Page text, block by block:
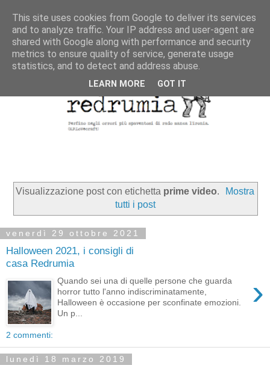
Visualizzazione post con etichetta prime video.
Mostra
tutti i post
venerdì 29 ottobre 2021
Halloween 2021, i consigli di
casa Redrumia
›
Quando sei una di quelle persone che guarda
horror tutto l'anno indiscriminatamente,
Halloween è occasione per sconfinate emozioni.
Un p...
2 commenti:
lunedì 18 marzo 2019
This site uses cookies from Google to deliver its services
and to analyze traffic. Your IP address and user-agent are
shared with Google along with performance and security
metrics to ensure quality of service, generate usage
statistics, and to detect and address abuse.
LEARN MORE GOT IT